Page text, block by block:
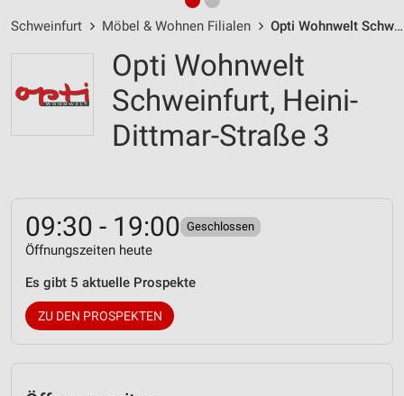
Schweinfurt Möbel & Wohnen Filialen Opti Wohnwelt Schweinfurt / Heini-Dittmar-Straße 3 - Öffnungszeiten & Adresse
Opti Wohnwelt
Schweinfurt, Heini-
Dittmar-Straße 3
09:30 - 19:00 Geschlossen
Öffnungszeiten heute
Es gibt 5 aktuelle Prospekte
ZU DEN PROSPEKTEN